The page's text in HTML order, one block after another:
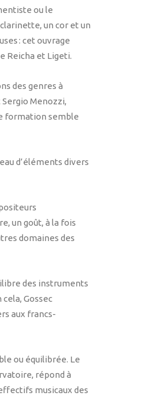
ou le
un cor et un
: cet ouvrage
Reicha et Ligeti.
des genres à
Menozzi,
formation semble
d’éléments divers
un goût, à la fois
domaines des
des instruments
Gossec
aux francs-
ou équilibrée. Le
répond à
musicaux des